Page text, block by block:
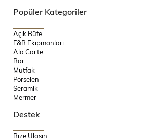
Popüler Kategoriler
Açık Büfe
F&B Ekipmanları
Ala Carte
Bar
Mutfak
Porselen
Seramik
Mermer
Destek
Bize Ulaşın